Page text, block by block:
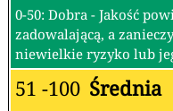
0-50: Dobra - Jakość
zadowalającą, a
niewielkie ryzyko lub
51 -100 Średnia